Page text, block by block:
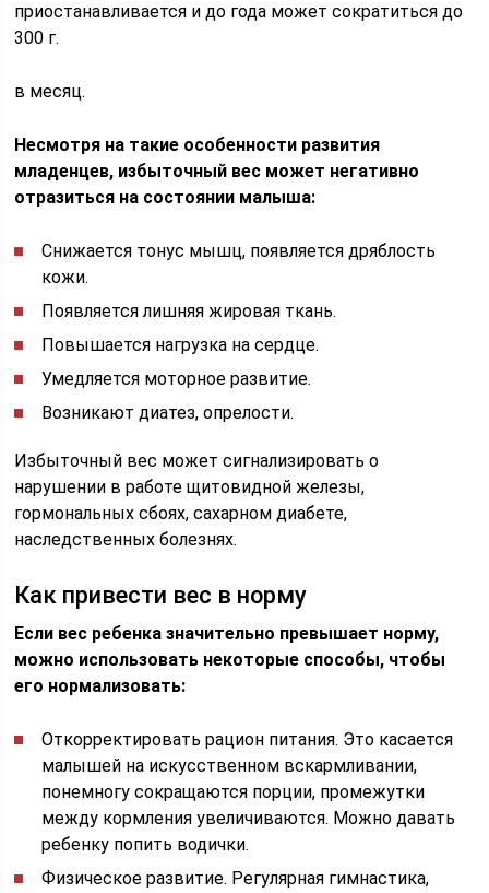
приостанавливается и до года может сократиться до
300 г.
в месяц.
Несмотря на такие особенности развития
младенцев, избыточный вес может негативно
отразиться на состоянии малыша:
Снижается тонус мышц, появляется дряблость
кожи.
Появляется лишняя жировая ткань.
Повышается нагрузка на сердце.
Умедляется моторное развитие.
Возникают диатез, опрелости.
Избыточный вес может сигнализировать о
нарушении в работе щитовидной железы,
гормональных сбоях, сахарном диабете,
наследственных болезнях.
Как привести вес в норму
Если вес ребенка значительно превышает норму,
можно использовать некоторые способы, чтобы
его нормализовать:
Откорректировать рацион питания. Это касается
малышей на искусственном вскармливании,
понемногу сокращаются порции, промежутки
между кормления увеличиваются. Можно давать
ребенку попить водички.
Физическое развитие. Регулярная гимнастика,